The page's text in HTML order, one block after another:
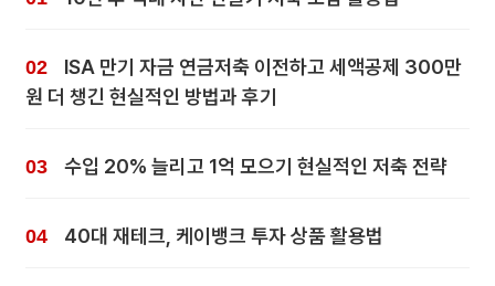
ISA 만기 자금 연금저축 이전하고 세액공제 300만
원 더 챙긴 현실적인 방법과 후기
수입 20% 늘리고 1억 모으기 현실적인 저축 전략
40대 재테크, 케이뱅크 투자 상품 활용법